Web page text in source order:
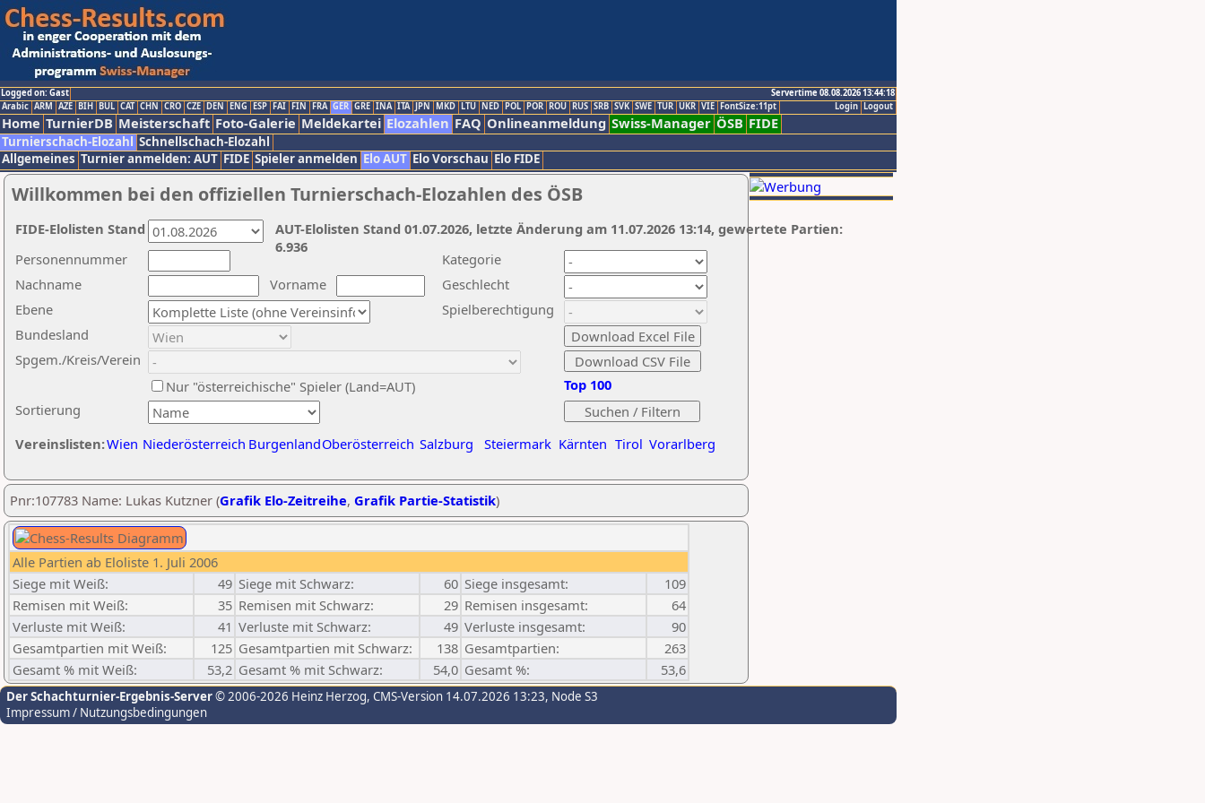
Logged on: Gast
Servertime 08.08.2026 13:44:18
Logout
Login
Arabic ARM AZE BIH BUL CAT CHN CRO CZE DEN ENG ESP FAI FIN FRA GER GRE INA ITA JPN MKD LTU NED POL POR ROU RUS SRB SVK SWE TUR UKR VIE FontSize:11pt
Home TurnierDB Meisterschaft Foto-Galerie Meldekartei Elozahlen FAQ Onlineanmeldung Swiss-Manager ÖSB FIDE
Turnierschach-Elozahl Schnellschach-Elozahl
Allgemeines Turnier anmelden: AUT FIDE Spieler anmelden Elo AUT Elo Vorschau Elo FIDE
Willkommen bei den offiziellen Turnierschach-Elozahlen des ÖSB
Nachname
Vorname
Ebene
Kategorie
Sortierung
Personennummer
Bundesland
Spgem./Kreis/Verein
Geschlecht
Nur "österreichische" Spieler (Land=AUT)
Spielberechtigung
Vereinslisten:Wien Niederösterreich BurgenlandOberösterreich Salzburg Steiermark Kärnten Tirol Vorarlberg
Top 100
AUT-Elolisten Stand 01.07.2026, letzte Änderung am 11.07.2026 13:14, gewertete Partien:
6.936
FIDE-Elolisten Stand
Pnr:107783 Name: Lukas Kutzner (Grafik Elo-Zeitreihe, Grafik Partie-Statistik)
Alle Partien ab Eloliste 1. Juli 2006
Siege mit Weiß:
49 Siege mit Schwarz: 60 Siege insgesamt:
109
Remisen mit Weiß:
35 Remisen mit Schwarz: 29 Remisen insgesamt:
64
Verluste mit Weiß:
41 Verluste mit Schwarz: 49 Verluste insgesamt:
90
Gesamtpartien mit Weiß:
125 Gesamtpartien mit Schwarz: 138 Gesamtpartien:
263
Gesamt % mit Weiß:
53,2 Gesamt % mit Schwarz: 54,0 Gesamt %: 53,6
Der Schachturnier-Ergebnis-Server© 2006-2026 Heinz Herzog, CMS-Version 14.07.2026 13:23, Node S3
Impressum / Nutzungsbedingungen